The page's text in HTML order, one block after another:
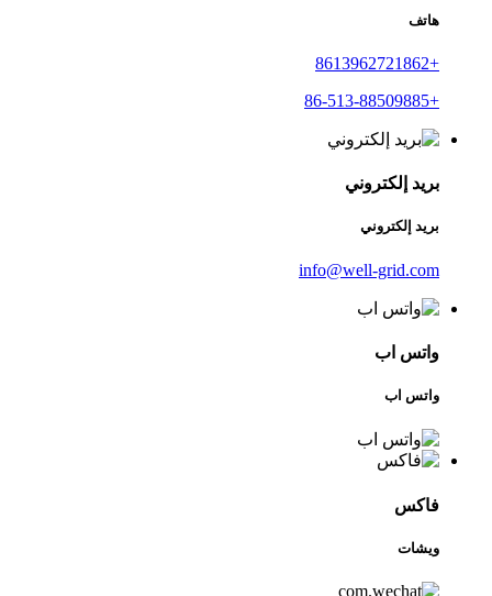
هاتف
+8613962721862
+86-513-88509885
بريد إلكتروني
بريد إلكتروني
info@well-grid.com
واتس اب
واتس اب
فاكس
ويشات